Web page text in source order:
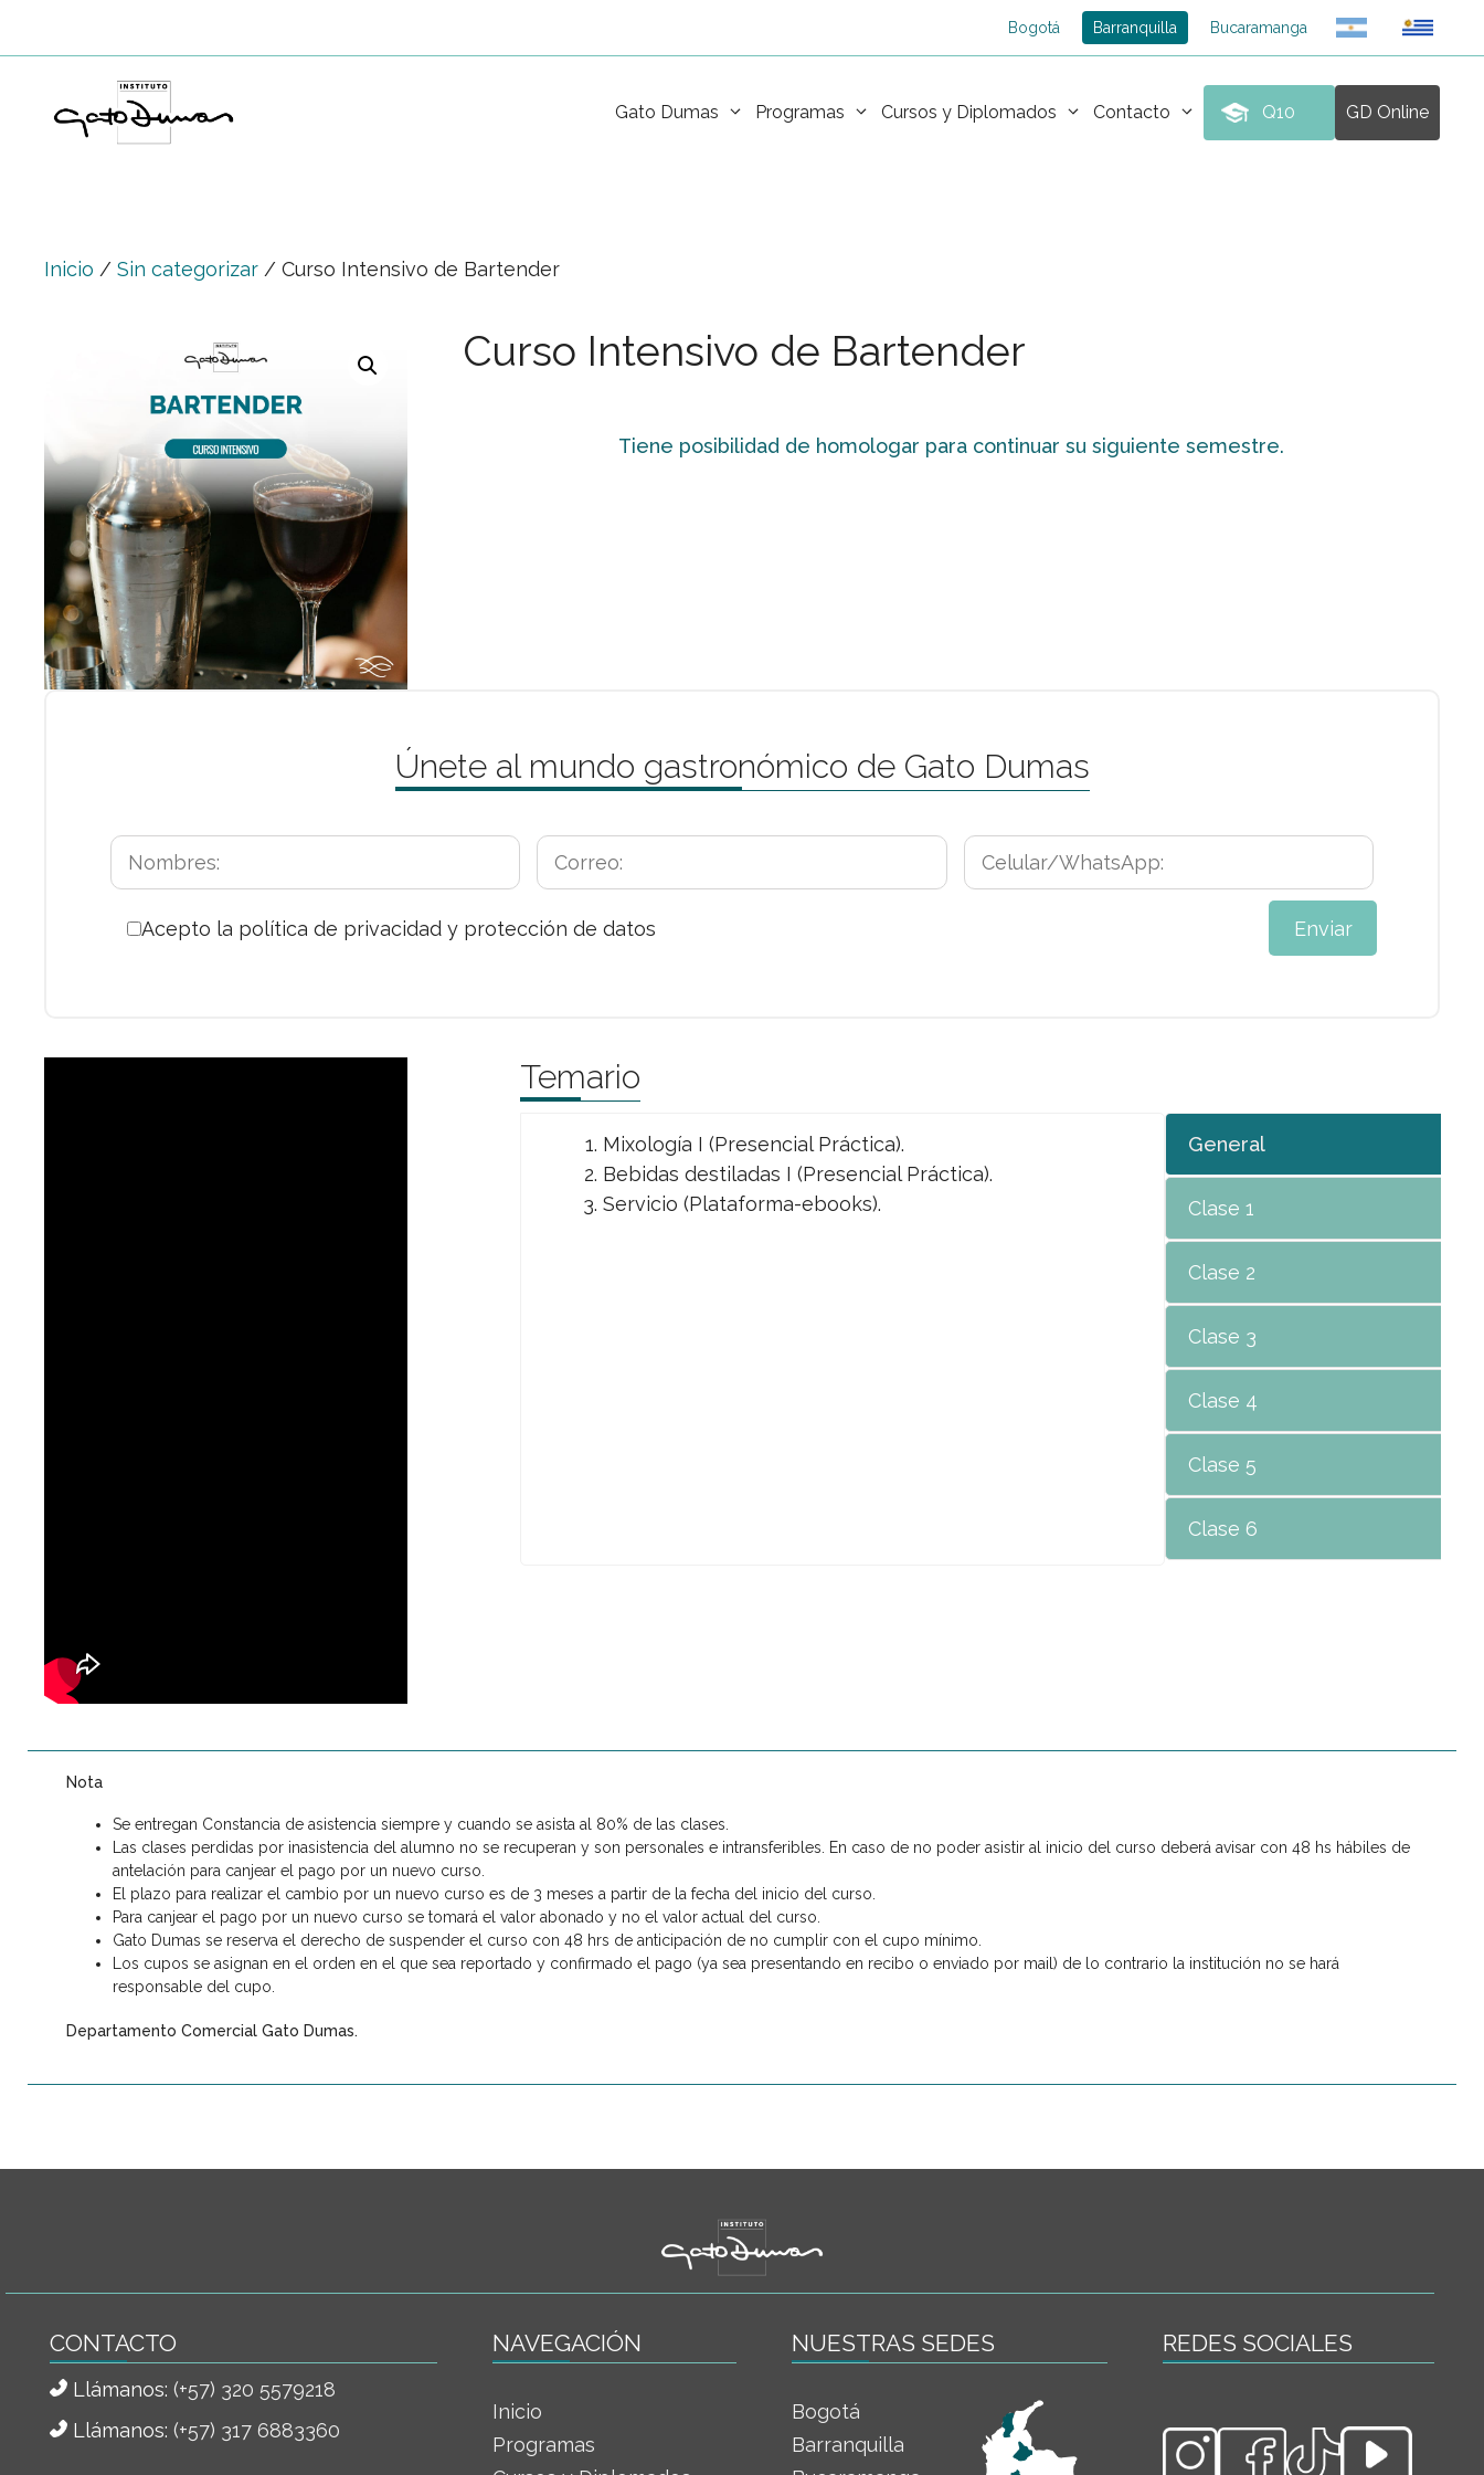
Bogotá Barranquilla Bucaramanga
Gato Dumas Programas Cursos y Diplomados Contacto Q10 GD Online
Inicio / Sin categorizar / Curso Intensivo de Bartender
Curso Intensivo de Bartender
Tiene posibilidad de homologar para continuar su siguiente semestre.
Únete al mundo gastronómico de Gato Dumas
Acepto la política de privacidad y protección de datos
Temario
General
Clase 1
Clase 2
Clase 3
Clase 4
Clase 5
Clase 6
Mixología I (Presencial Práctica).
Bebidas destiladas I (Presencial Práctica).
Servicio (Plataforma-ebooks).
Nota
Se entregan Constancia de asistencia siempre y cuando se asista al 80% de las clases.
Las clases perdidas por inasistencia del alumno no se recuperan y son personales e intransferibles. En caso de no poder asistir al inicio del curso deberá avisar con 48 hs hábiles de
antelación para canjear el pago por un nuevo curso.
El plazo para realizar el cambio por un nuevo curso es de 3 meses a partir de la fecha del inicio del curso.
Para canjear el pago por un nuevo curso se tomará el valor abonado y no el valor actual del curso.
Gato Dumas se reserva el derecho de suspender el curso con 48 hrs de anticipación de no cumplir con el cupo mínimo.
Los cupos se asignan en el orden en el que sea reportado y confirmado el pago (ya sea presentando en recibo o enviado por mail) de lo contrario la institución no se hará
responsable del cupo.
Departamento Comercial Gato Dumas.
CONTACTO
Llámanos: (+57) 320 5579218
Llámanos: (+57) 317 6883360
NAVEGACIÓN
Inicio
Programas
NUESTRAS SEDES
Bogotá
Barranquilla
REDES SOCIALES